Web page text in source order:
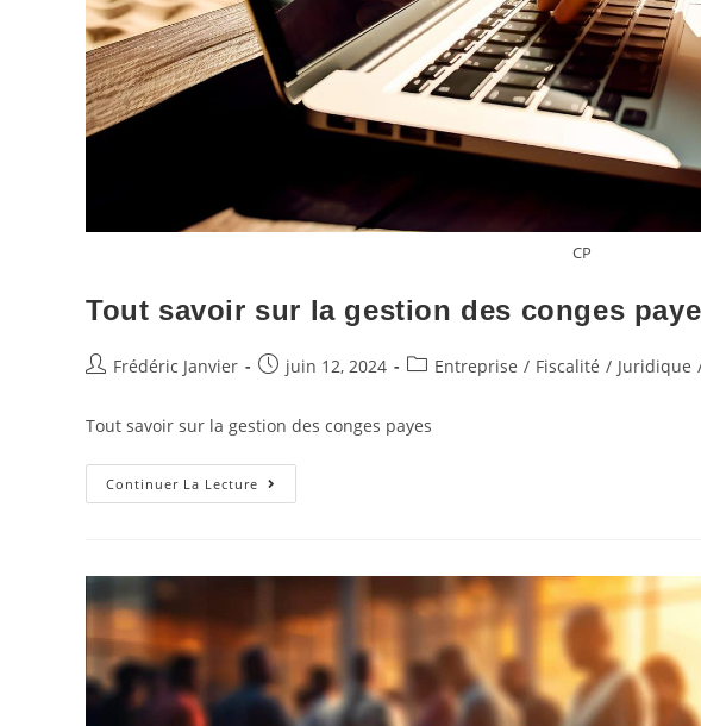
CP
Tout savoir sur la gestion des conges
Frédéric Janvier juin 12, 2024 Entreprise / Fiscalité / Juridique
Tout savoir sur la gestion des conges payes
Continuer La Lecture